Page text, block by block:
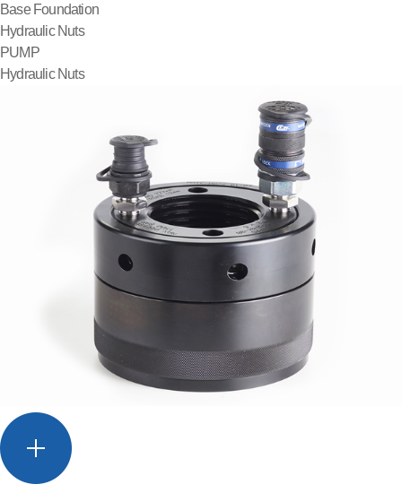
Base Foundation
Hydraulic Nuts
PUMP
Hydraulic Nuts